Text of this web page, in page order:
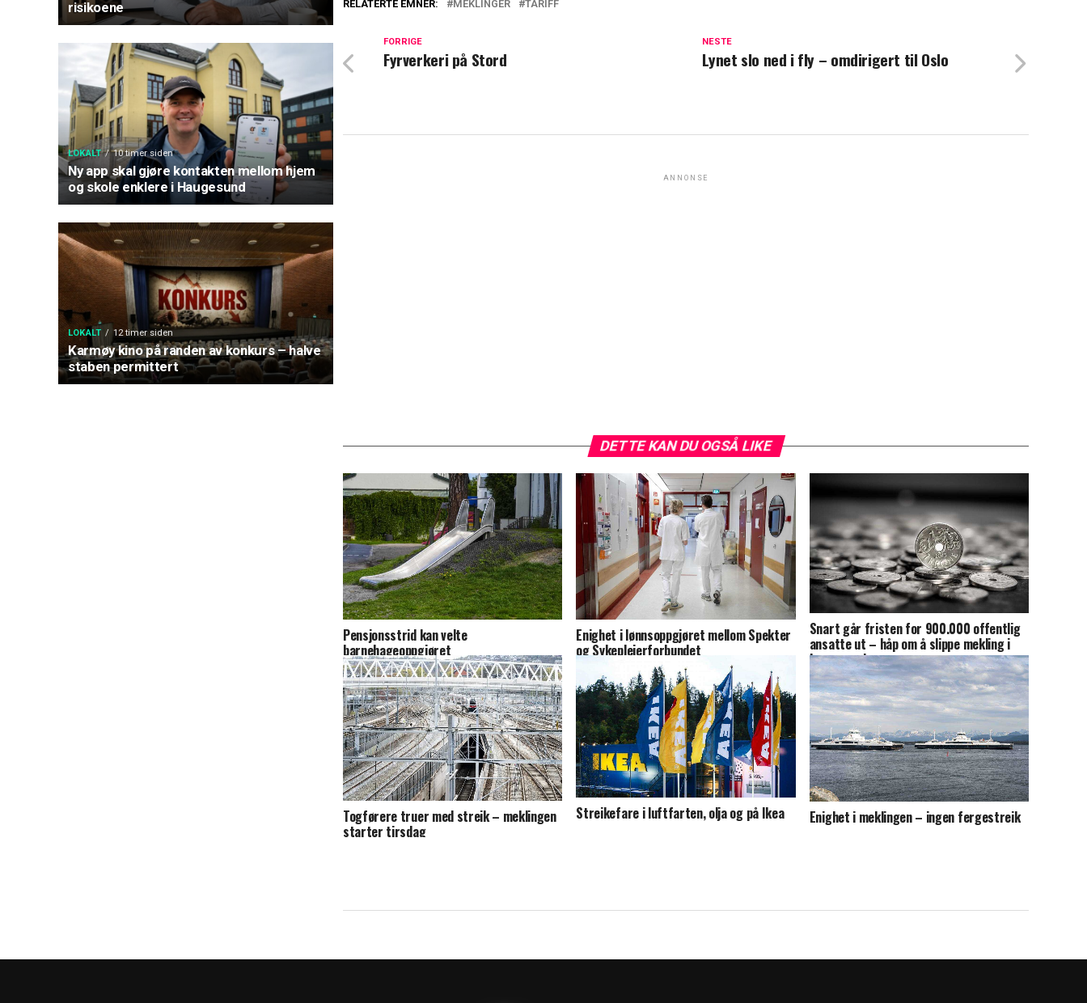
risikoene
LOKALT 10 timer siden
Ny app skal gjøre kontakten mellom hjem
og skole enklere i Haugesund
LOKALT 12 timer siden
Karmøy kino på randen av konkurs – halve
staben permittert
RELATERTE EMNER: MEKLINGER TARIFF
NESTE
Lynet slo ned i fly – omdirigert til Oslo
FORRIGE
Fyrverkeri på Stord
ANNONSE
DETTE KAN DU OGSÅ LIKE
Pensjonsstrid kan velte
barnehageoppgjøret
Enighet i lønnsoppgjøret mellom Spekter
og Sykepleierforbundet
Snart går fristen for 900.000 offentlig
ansatte ut – håp om å slippe mekling i
lønnsoppgjørene
Togførere truer med streik – meklingen
starter tirsdag
Streikefare i luftfarten, olja og på Ikea Enighet i meklingen – ingen fergestreik